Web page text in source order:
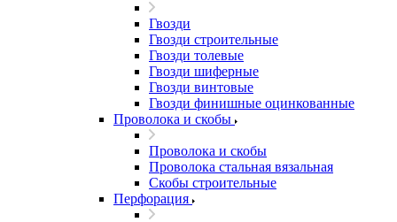
Гвозди
Гвозди строительные
Гвозди толевые
Гвозди шиферные
Гвозди винтовые
Гвозди финишные оцинкованные
Проволока и скобы
Проволока и скобы
Проволока стальная вязальная
Скобы строительные
Перфорация